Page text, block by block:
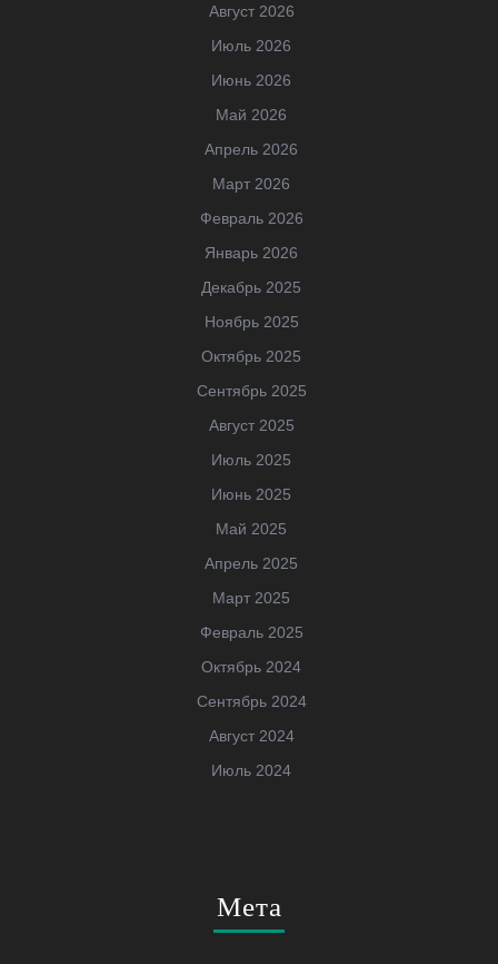
Август 2026
Июль 2026
Июнь 2026
Май 2026
Апрель 2026
Март 2026
Февраль 2026
Январь 2026
Декабрь 2025
Ноябрь 2025
Октябрь 2025
Сентябрь 2025
Август 2025
Июль 2025
Июнь 2025
Май 2025
Апрель 2025
Март 2025
Февраль 2025
Октябрь 2024
Сентябрь 2024
Август 2024
Июль 2024
Мета